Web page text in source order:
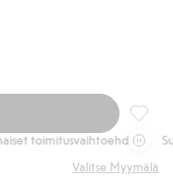
toimitusvaihtoehdot
Valitse Myymälä